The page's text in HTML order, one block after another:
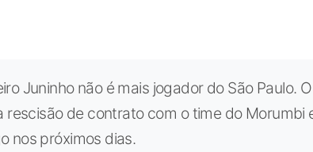
Juninho não é mais jogador do São Paulo.
rescisão de contrato com o time do Morumbi
nos próximos dias.